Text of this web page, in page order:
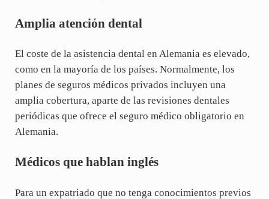
Amplia atención dental
El coste de la asistencia dental en Alemania es elevado,
como en la mayoría de los países. Normalmente, los
planes de seguros médicos privados incluyen una
amplia cobertura, aparte de las revisiones dentales
periódicas que ofrece el seguro médico obligatorio en
Alemania.
Médicos que hablan inglés
Para un expatriado que no tenga conocimientos previos